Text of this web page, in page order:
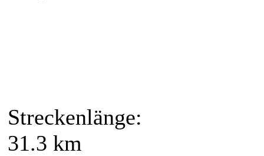
Streckenlänge:
31.3 km